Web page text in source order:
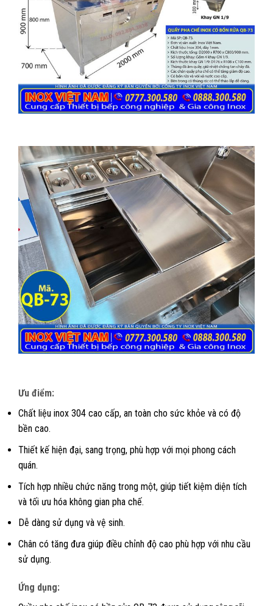
Ưu điểm:
Chất liệu inox 304 cao cấp, an toàn cho sức khỏe và có độ
bền cao.
Thiết kế hiện đại, sang trọng, phù hợp với mọi phong cách
quán.
Tích hợp nhiều chức năng trong một, giúp tiết kiệm diện tích
và tối ưu hóa không gian pha chế.
Dễ dàng sử dụng và vệ sinh.
Chân có tăng đưa giúp điều chỉnh độ cao phù hợp với nhu cầu
sử dụng.
Ứng dụng: